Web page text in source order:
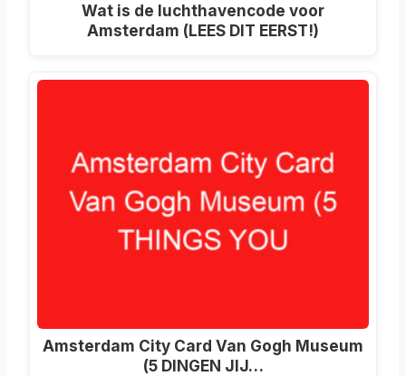
Wat is de luchthavencode voor
Amsterdam (LEES DIT EERST!)
Amsterdam City Card Van Gogh Museum
(5 DINGEN JIJ…